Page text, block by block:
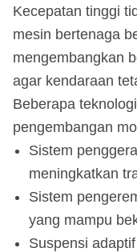
Kecepatan tinggi
mesin bertenaga
mengembangkan
agar kendaraan
Beberapa
pengembangan
Sistem
meningkatkan
Sistem
yang mampu
Suspensi